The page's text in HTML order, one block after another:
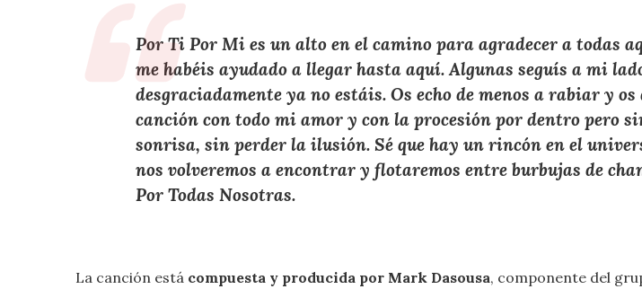
Por Ti Por Mi es un alto en el camino para agradecer a todas
me habéis ayudado a llegar hasta aquí. Algunas seguís a mi
desgraciadamente ya no estáis. Os echo de menos a rabiar y os
canción con todo mi amor y con la procesión por dentro pero
sonrisa, sin perder la ilusión. Sé que hay un rincón en el
nos volveremos a encontrar y flotaremos entre burbujas de
Por Todas Nosotras.
La canción está compuesta y producida por Mark Dasousa, componente del